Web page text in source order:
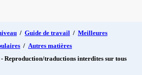
/ Guide de travail / Meilleures
/ Autres matières
- Reproduction/traductions interdites sur tous